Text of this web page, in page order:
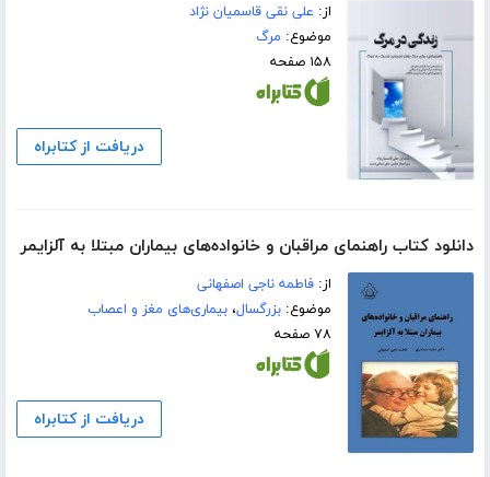
از: علی نقی قاسمیان نژاد
موضوع: مرگ
۱۵۸ صفحه
دریافت از کتابراه
دانلود کتاب راهنمای مراقبان و خانواده‌های بیماران مبتلا به آلزایمر
از:فاطمه ناجی اصفهانی
موضوع:بزرگسال،بیماری‌های مغز و اعصاب
۷۸ صفحه
دریافت از کتابراه